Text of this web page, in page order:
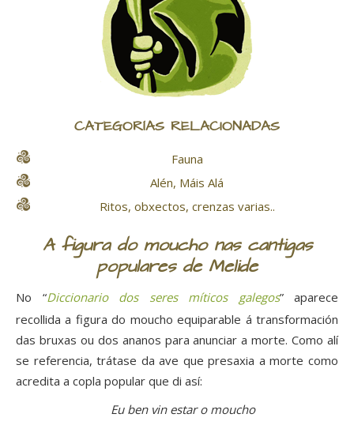
CATEGORÍAS RELACIONADAS
Fauna
Alén, Máis Alá
Ritos, obxectos, crenzas varias..
A figura do moucho nas cantigas
populares de Melide
No “Diccionario dos seres míticos galegos” aparece
recollida a figura do moucho equiparable á transformación
das bruxas ou dos ananos para anunciar a morte. Como alí
se referencia, trátase da ave que presaxia a morte como
acredita a copla popular que di así:
Eu ben vin estar o moucho